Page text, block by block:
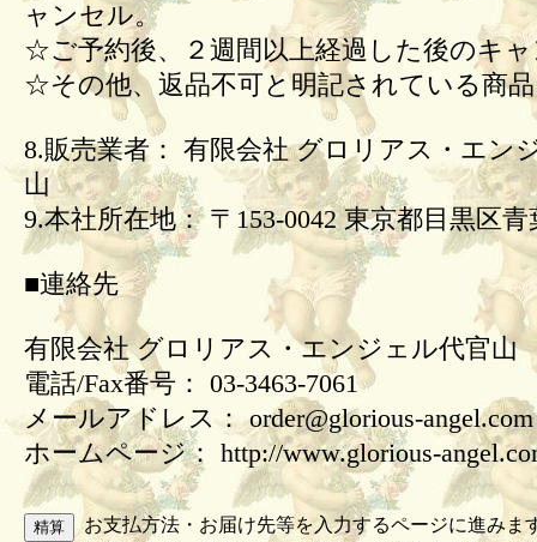
ャンセル。
☆ご予約後、２週間以上経過した後のキ
☆その他、返品不可と明記されている商
8.販売業者： 有限会社 グロリアス・エン
山
9.本社所在地： 〒153-0042 東京都目黒区青
■連絡先
有限会社 グロリアス・エンジェル代官山
電話/Fax番号： 03-3463-7061
メールアドレス： order@glorious-angel.com
ホームページ： http://www.glorious-
お支払方法・お届け先等を入力するページに進みま